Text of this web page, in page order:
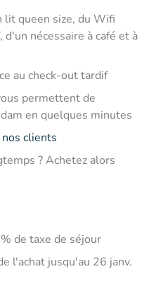
lit queen size, du Wifi
nécessaire à café et à
au check-out tardif
permettent de
en quelques minutes
clients
? Achetez alors
de taxe de séjour
l'achat jusqu'au 26 janv.